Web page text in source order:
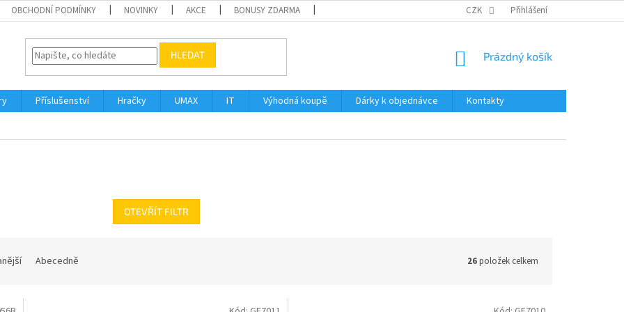
OBCHODNÍ PODMÍNKY NOVINKY AKCE BONUSY ZDARMA PODMÍNKY OCHRANY OSOBNÍCH ÚDAJŮ
CZK Přihlášení
HLEDAT
NÁKUPNÍ
Prázdný košík
Příslušenství Hračky UMAX IT Výhodná koupě Dárky k objednávce
Kontakty
OTEVŘÍT FILTR
Abecedně 26položek celkem